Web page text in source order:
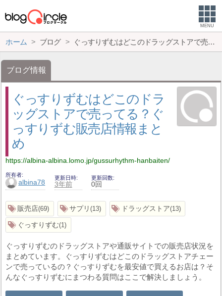
MENU
ホーム ブログ ぐっすりずむはどこのドラッグストアで売ってる？ぐっすりずむ販売店情報まとめ
ブログ情報
ぐっすりずむはどこのドラ
ッグストアで売ってる？ぐ
っすりずむ販売店情報まと
め
https://albina-albina.lomo.jp/gussurhythm-hanbaiten/
所有者
albina78
更新日時
3年前
更新回数
0回
販売店 69 サプリ 13 ドラッグストア 13
ぐっすりずむ 1
ぐっすりずむのドラッグストアや通販サイトでの販売店状況を
まとめています。ぐっすりずむはどこのドラッグストアチェー
ンで売っているの？ぐっすりずむを最安値で買えるお店は？そ
んなぐっすりずむにまつわる質問はここで解決しましょう。